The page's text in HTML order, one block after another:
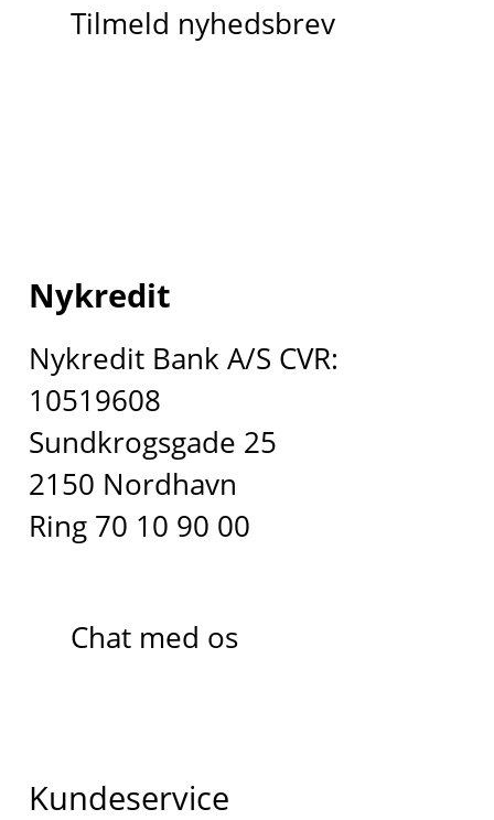
Tilmeld nyhedsbrev
Nykredit
Nykredit Bank A/S CVR:
10519608
Sundkrogsgade 25
2150 Nordhavn
Ring 70 10 90 00
Chat med os
Kundeservice